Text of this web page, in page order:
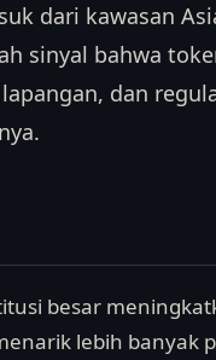
dari kawasan
sinyal bahwa
dan
besar
lebih banyak